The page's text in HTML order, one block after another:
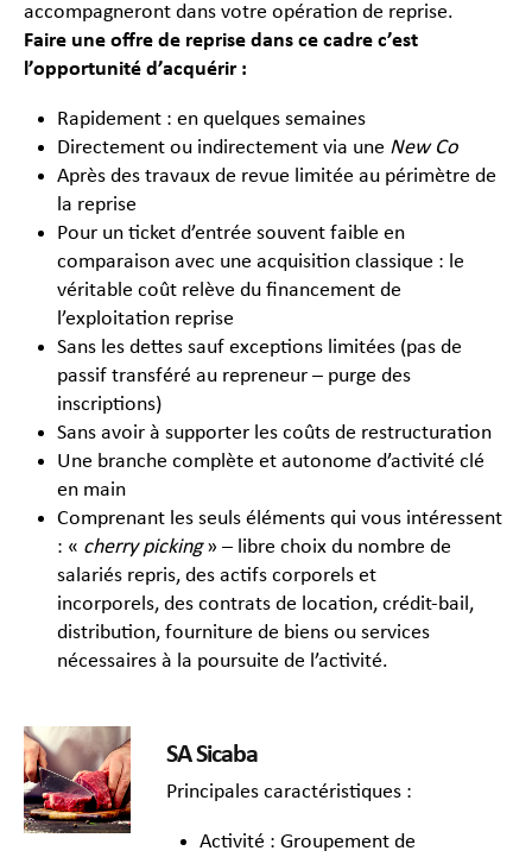
accompagneront dans votre opération de reprise.
Faire une offre de reprise dans ce cadre c’est
l’opportunité d’acquérir :
Rapidement : en quelques semaines
Directement ou indirectement via une New Co
Après des travaux de revue limitée au périmètre de
la reprise
Pour un ticket d’entrée souvent faible en
comparaison avec une acquisition classique : le
véritable coût relève du financement de
l’exploitation reprise
Sans les dettes sauf exceptions limitées (pas de
passif transféré au repreneur – purge des
inscriptions)
Sans avoir à supporter les coûts de restructuration
Une branche complète et autonome d’activité clé
en main
Comprenant les seuls éléments qui vous intéressent
: « cherry picking» – libre choix du nombre de
salariés repris, des actifs corporels et
incorporels, des contrats de location, crédit-bail,
distribution, fourniture de biens ou services
nécessaires à la poursuite de l’activité.
SA Sicaba
Principales caractéristiques :
Activité : Groupement de